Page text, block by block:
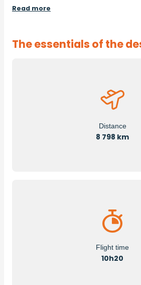
Read more
The essentials of the
Distance
8 798 km
Flight time
10h20